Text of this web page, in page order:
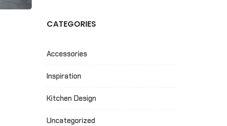
CATEGORIES
Accessories
Inspiration
Kitchen Design
Uncategorized